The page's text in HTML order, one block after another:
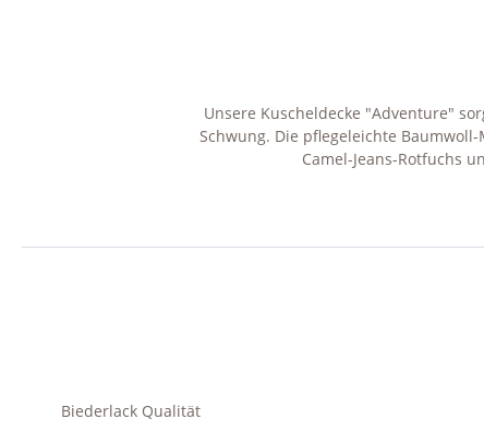
Unsere Kuscheldecke "Adventure"
Schwung. Die pflegeleichte
Camel-Jeans-Rotfuchs
Biederlack Qualität